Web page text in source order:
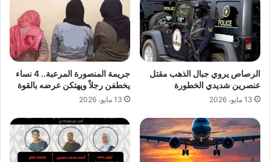
الرصاص يروي جبال الذهب مقتل
عنصرين شديدي الخطورة
13 مايو، 2026
جريمة المنصورة المرعبة.. 4 نساء
يخطفن رجلاً ويهتكن عرضه بالقوة
13 مايو، 2026